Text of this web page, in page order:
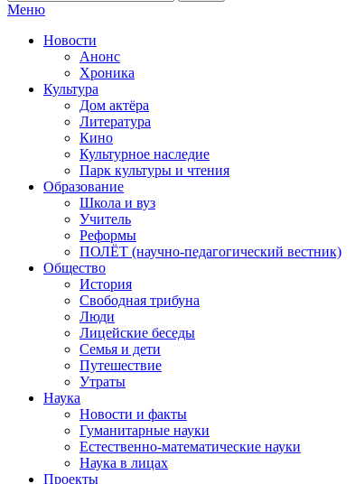
Меню
Новости
Анонс
Хроника
Культура
Дом актёра
Литература
Кино
Культурное наследие
Парк культуры и чтения
Образование
Школа и вуз
Учитель
Реформы
ПОЛЁТ (научно-педагогический вестник)
Общество
История
Свободная трибуна
Люди
Лицейские беседы
Семья и дети
Путешествие
Утраты
Наука
Новости и факты
Гуманитарные науки
Естественно-математические науки
Наука в лицах
Проекты